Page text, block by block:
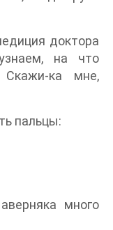
доктора
на что
ка мне,
пальцы:
много